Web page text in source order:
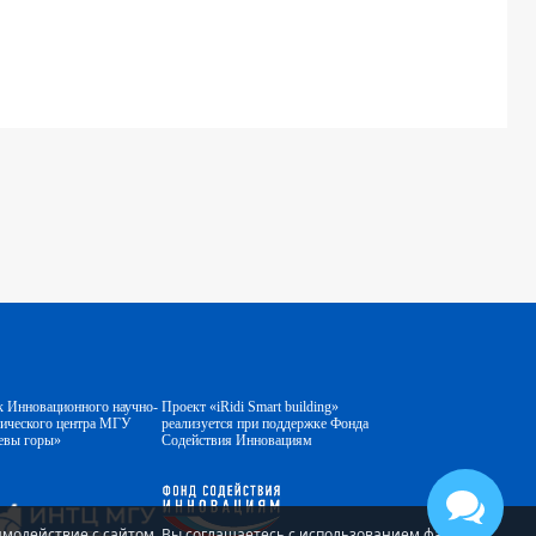
Инновационного научно-
центра МГУ
горы»
Проект «iRidi Smart building»
реализуется при поддержке Фонда
Содействия Инновациям